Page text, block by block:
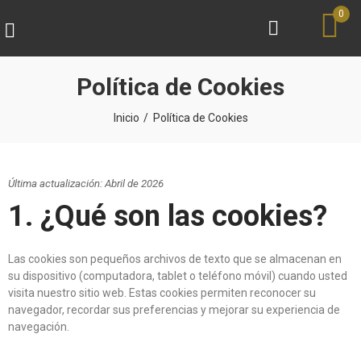
0
Política de Cookies
Inicio Política de Cookies
Última actualización: Abril de 2026
1. ¿Qué son las cookies?
Las cookies son pequeños archivos de texto que se almacenan en
su dispositivo (computadora, tablet o teléfono móvil) cuando usted
visita nuestro sitio web. Estas cookies permiten reconocer su
navegador, recordar sus preferencias y mejorar su experiencia de
navegación.